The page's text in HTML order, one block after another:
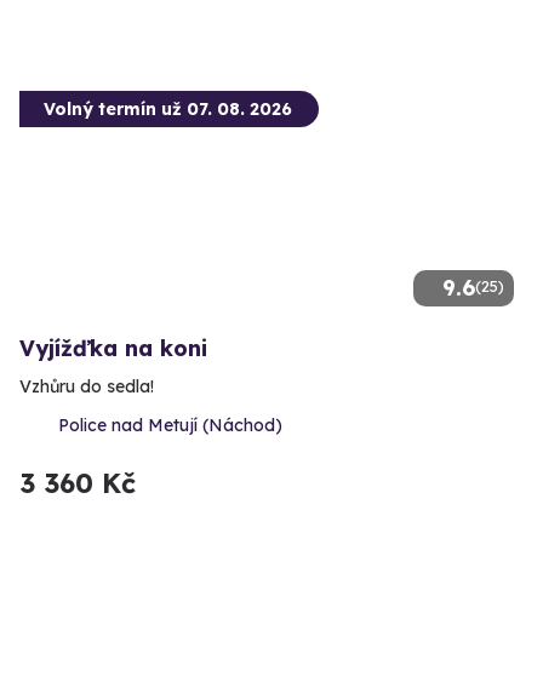
9.6(25)
Volný termín už 07. 08. 2026
Vyjížďka na koni
Vzhůru do sedla!
Police nad Metují (Náchod)
3 360 Kč